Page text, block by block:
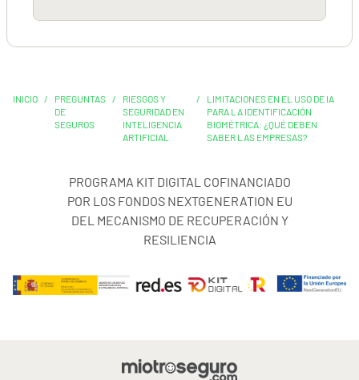
INICIO /
PREGUNTAS
DE
SEGUROS
/
RIESGOS Y
SEGURIDAD EN
INTELIGENCIA
ARTIFICIAL
/
LIMITACIONES EN EL USO DE IA
PARA LA IDENTIFICACIÓN
BIOMÉTRICA: ¿QUÉ DEBEN
SABER LAS EMPRESAS?
PROGRAMA KIT DIGITAL COFINANCIADO
POR LOS FONDOS NEXTGENERATION EU
DEL MECANISMO DE RECUPERACIÓN Y
RESILIENCIA